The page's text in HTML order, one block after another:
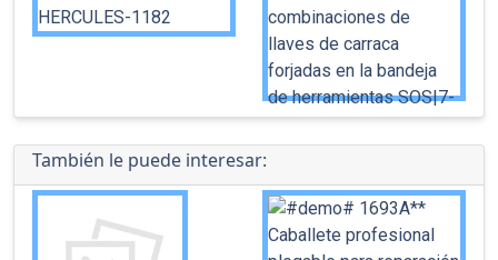
También le puede interesar: